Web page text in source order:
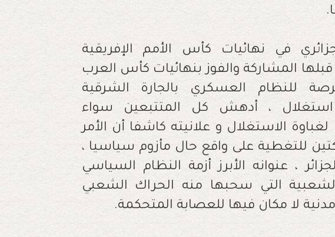
في نهائيات كأس الأمم الإفريقية
المشاركة والفوز بنهائيات كأس العرب
للنظام العسكري بالجارة الشرقية
استغلال ، أدهش كل المتتبعين سواء
الاستغلال و علانيته كاشفا أن الأمر
للتغطية على واقع حال مأزوم سياسيا ،
، عنوانه الأبرز أزمة النظام السياسي
التي سحبها منه الحراك الشعبي
لا مكان فيها للعصابة المتحكمة.